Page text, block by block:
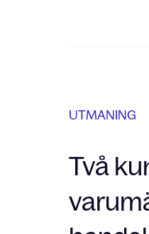
UTMANING
Två